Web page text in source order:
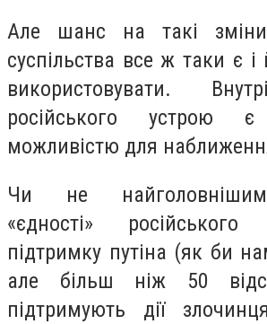
Але шанс на такі зміни
суспільства все ж таки є і
використовувати.
російського устрою
можливістю для
Чи не
«єдності»
підтримку путіна (як би
але більш ніж 50
підтримують дії